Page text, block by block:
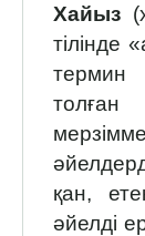
Хайыз
тілінде
термин
қан,
әйелді